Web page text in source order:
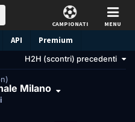
CAMPIONATI MENU
API Premium
H2H (scontri) precedenti
Milano